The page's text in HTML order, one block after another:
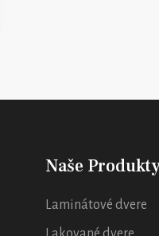
Naše
Laminátové dvere